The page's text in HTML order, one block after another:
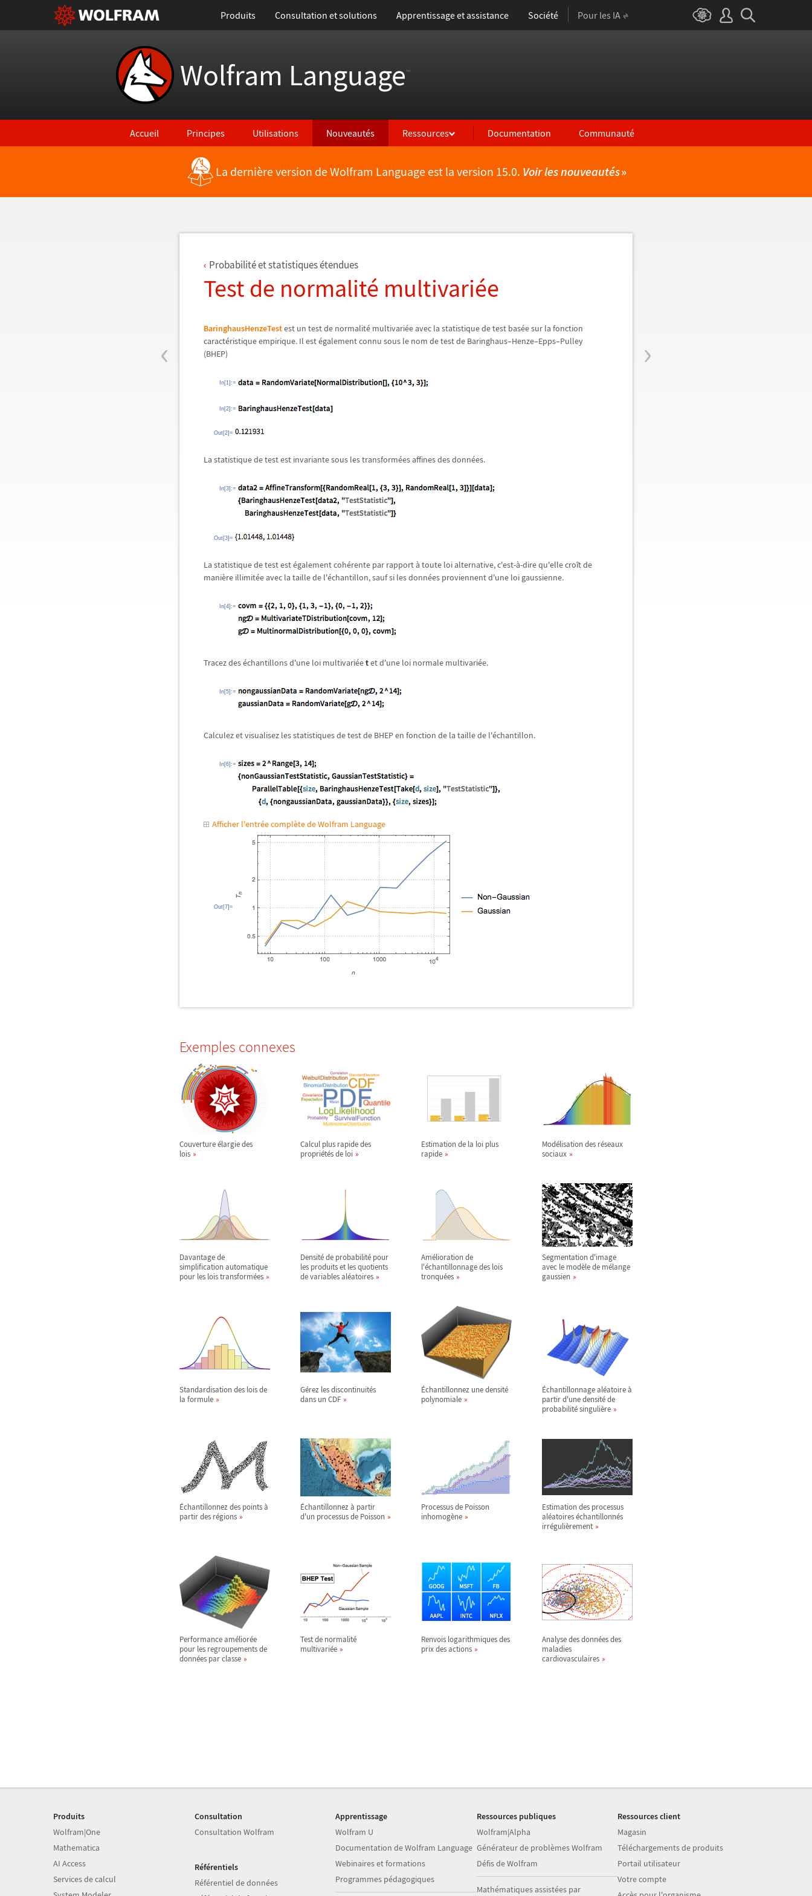
Produits Consultation et solutions Apprentissage et assistance Société Pour les IA
Wolfram Language™
Accueil Principes Utilisations Nouveautés Ressources Documentation Communauté
Retour vers les nouvelles fonctionnalitésLa dernière version de Wolfram Language est la version 15.0. Voir les nouveautés»
‹ ›
Probabilité et statistiques étendues
Test de normalité multivariée
BaringhausHenzeTestest un test de normalité multivariée avec la statistique de test basée sur la fonction
caractéristique empirique. Il est également connu sous le nom de test de Baringhaus–Henze–Epps–Pulley
(BHEP)
In[1]:=
In[2]:=
Out[2]=
La statistique de test est invariante sous les transformées affines des données.
In[3]:=
Out[3]=
La statistique de test est également cohérente par rapport à toute loi alternative, c'est-à-dire qu'elle croît de
manière illimitée avec la taille de l'échantillon, sauf si les données proviennent d'une loi gaussienne.
In[4]:=
Tracez des échantillons d'une loi multivariéetet d'une loi normale multivariée.
In[5]:=
Calculez et visualisez les statistiques de test de BHEP en fonction de la taille de l'échantillon.
In[6]:=
Afficher l'entrée complète de Wolfram Language
Out[7]=
Exemples connexes
Couverture élargie des
lois
Calcul plus rapide des
propriétés de loi
Estimation de la loi plus
rapide
Modélisation des réseaux
sociaux
Davantage de
simplification automatique
pour les lois transformées
Densité de probabilité pour
les produits et les quotients
de variables aléatoires
Amélioration de
l'échantillonnage des lois
tronquées
Segmentation d'image
avec le modèle de mélange
gaussien
Standardisation des lois de
la formule
Gérez les discontinuités
dans un CDF
Échantillonnez une densité
polynomiale
Échantillonnage aléatoire à
partir d'une densité de
probabilité singulière
Échantillonnez des points à
partir des régions
Échantillonnez à partir
d'un processus de Poisson
Processus de Poisson
inhomogène
Estimation des processus
aléatoires échantillonnés
irrégulièrement
Performance améliorée
pour les regroupements de
données par classe
Test de normalité
multivariée
Renvois logarithmiques des
prix des actions
Analyse des données des
maladies
cardiovasculaires
Produits
Wolfram|One
Mathematica
AI Access
Services de calcul
Consultation
Consultation Wolfram
Référentiels
Référentiel de données
Apprentissage
Wolfram U
Documentation de Wolfram Language
Webinaires et formations
Programmes pédagogiques
Ressources publiques
Wolfram|Alpha
Générateur de problèmes Wolfram
Défis de Wolfram
Mathématiques assistées par
Ressources client
Magasin
Téléchargements de produits
Portail utilisateur
Votre compte